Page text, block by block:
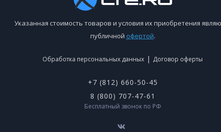
Указанная стоимость товаров и условия их приобретения
публичной офертой.
Обработка персональных данных | Договор оферты
+7 (812) 660-50-45
8 (800) 707-47-61
Бесплатный звонок по РФ